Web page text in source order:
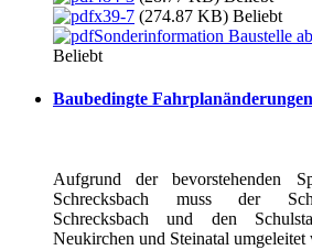
x39-7 (274.87 KB) Beliebt
Sonderinformation Baustelle
Beliebt
Baubedingte
Aufgrund der bevorstehenden
Schrecksbach muss der
Schrecksbach und den
Neukirchen und Steinatal umgeleitet